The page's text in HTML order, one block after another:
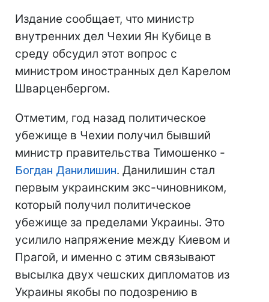
Издание сообщает, что министр
внутренних дел Чехии Ян Кубице в
среду обсудил этот вопрос с
министром иностранных дел Карелом
Шварценбергом.
Отметим, год назад политическое
убежище в Чехии получил бывший
министр правительства Тимошенко -
Богдан Данилишин. Данилишин стал
первым украинским экс-чиновником,
который получил политическое
убежище за пределами Украины. Это
усилило напряжение между Киевом и
Прагой, и именно с этим связывают
высылка двух чешских дипломатов из
Украины якобы по подозрению в